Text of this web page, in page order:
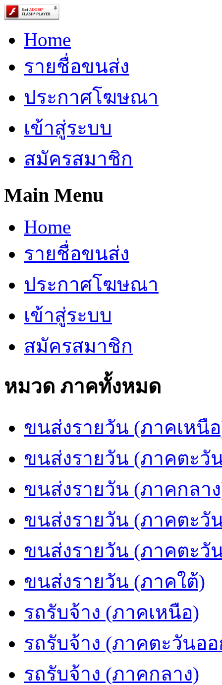
Home
รายชื่อขนส่ง
ประกาศโฆษณา
เข้าสู่ระบบ
สมัครสมาชิก
Main Menu
Home
รายชื่อขนส่ง
ประกาศโฆษณา
เข้าสู่ระบบ
สมัครสมาชิก
หมวด ภาคทั้งหมด
ขนส่งรายวัน (ภาคเหนื
ขนส่งรายวัน (ภาคตะวั
ขนส่งรายวัน (ภาคกลา
ขนส่งรายวัน (ภาคตะวั
ขนส่งรายวัน (ภาคตะวั
ขนส่งรายวัน (ภาคใต้)
รถรับจ้าง (ภาคเหนือ)
รถรับจ้าง (ภาคตะวันออ
รถรับจ้าง (ภาคกลาง)